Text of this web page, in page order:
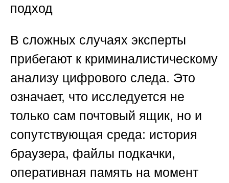
подход
В сложных случаях эксперты
прибегают к криминалистическому
анализу цифрового следа. Это
означает, что исследуется не
только сам почтовый ящик, но и
сопутствующая среда: история
браузера, файлы подкачки,
оперативная память на момент